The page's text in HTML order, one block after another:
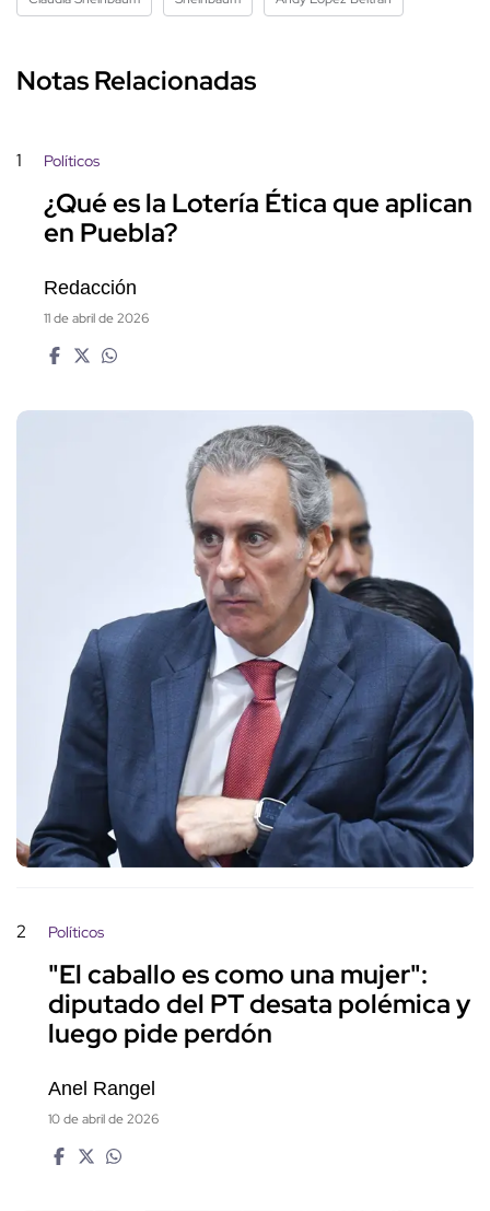
Notas Relacionadas
1 Políticos
¿Qué es la Lotería Ética que aplican
en Puebla?
Redacción
11 de abril de 2026
2 Políticos
"El caballo es como una mujer":
diputado del PT desata polémica y
luego pide perdón
Anel Rangel
10 de abril de 2026